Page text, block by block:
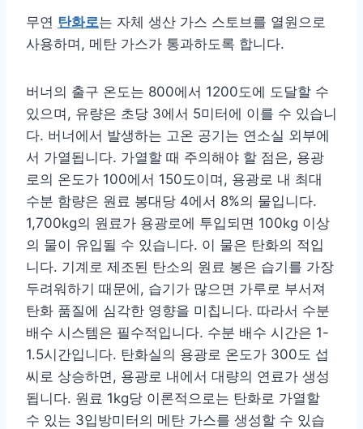
무연 탄화로는 자체 생산 가스 스토브를 열원으로
사용하며, 메탄 가스가 통과하도록 합니다.
버너의 출구 온도는 800에서 1200도에 도달할 수
있으며, 유량은 초당 3에서 5미터에 이를 수 있습니
다. 버너에서 발생하는 고온 공기는 연소실 외부에
서 가열됩니다. 가열할 때 주의해야 할 점은, 용광
로의 온도가 100에서 150도이며, 용광로 내 최대
수분 함량은 원료 봉대당 4에서 8%의 물입니다.
1,700kg의 원료가 용광로에 투입되면 100kg 이상
의 물이 유입될 수 있습니다. 이 물은 탄화의 적입
니다. 기계로 제조된 탄소의 원료 봉은 습기를 가장
두려워하기 때문에, 습기가 많으면 가루로 부서져
탄화 품질에 심각한 영향을 미칩니다. 따라서 수분
배수 시스템은 필수적입니다. 수분 배수 시간은 1-
1.5시간입니다. 탄화실의 용광로 온도가 300도 섭
씨로 상승하면, 용광로 내에서 대량의 연료가 생성
됩니다. 원료 1kg당 이론적으로는 탄화로 가열할
수 있는 3입방미터의 메탄 가스를 생성할 수 있습